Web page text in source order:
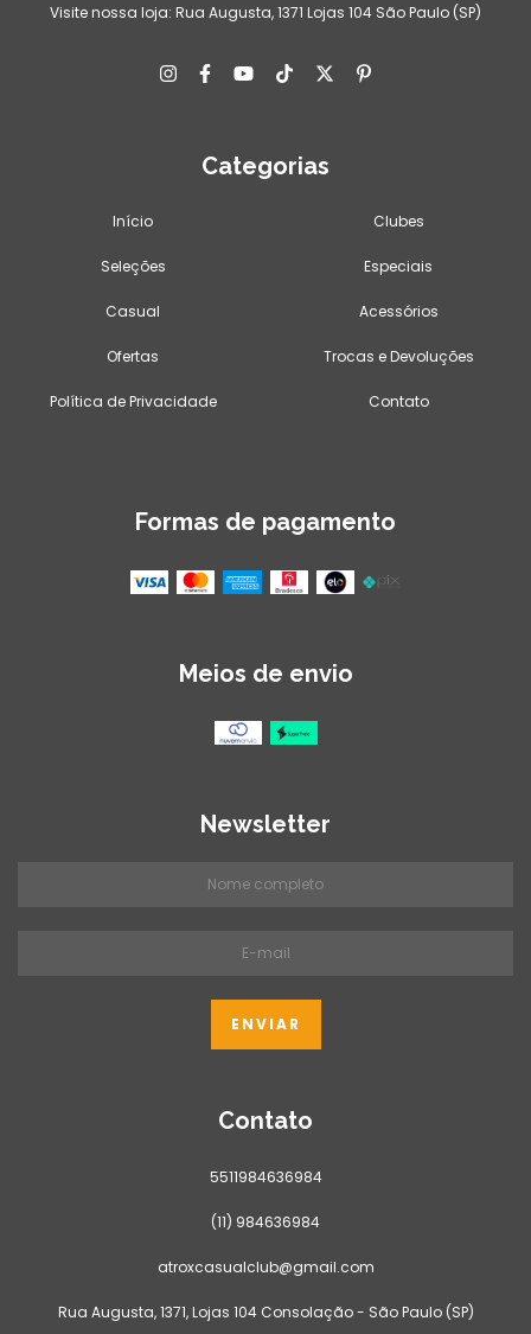
Visite nossa loja: Rua Augusta, 1371 Lojas 104 São Paulo (SP)
Categorias
Início Clubes
Seleções Especiais
Casual Acessórios
Ofertas Trocas e Devoluções
Política de Privacidade Contato
Formas de pagamento
Meios de envio
Newsletter
Contato
5511984636984
(11) 984636984
atroxcasualclub@gmail.com
Rua Augusta, 1371, Lojas 104 Consolação - São Paulo (SP)